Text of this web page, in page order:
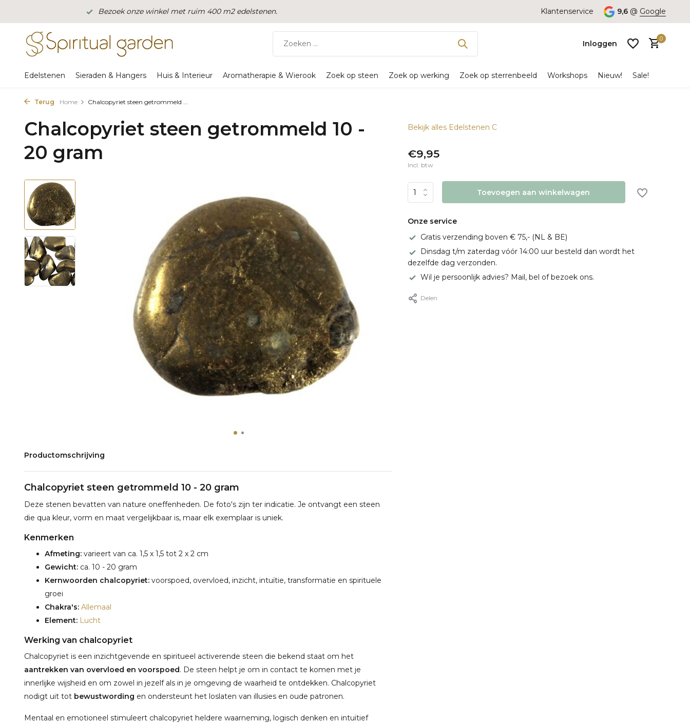
Bezoek onze winkel met ruim 400 m2 edelstenen. Klantenservice 9,6 @ Google
Inloggen
0
Edelstenen Sieraden & Hangers Huis & Interieur Aromatherapie & Wierook Zoek op steen Zoek op werking Zoek op sterrenbeeld Workshops Nieuw! Sale!
Terug Home Chalcopyriet steen getrommeld ...
Chalcopyriet steen getrommeld 10 -
20 gram
Productomschrijving
Chalcopyriet steen getrommeld 10 - 20 gram
Deze stenen bevatten van nature oneffenheden. De foto's zijn ter indicatie. Je ontvangt een steen
die qua kleur, vorm en maat vergelijkbaar is, maar elk exemplaar is uniek.
Kenmerken
Afmeting: varieert van ca. 1,5 x 1,5 tot 2 x 2 cm
Gewicht: ca. 10 - 20 gram
Kernwoorden chalcopyriet: voorspoed, overvloed, inzicht, intuïtie, transformatie en spirituele
groei
Chakra's: Allemaal
Element: Lucht
Werking van chalcopyriet
Chalcopyriet is een inzichtgevende en spiritueel activerende steen die bekend staat om het
aantrekken van overvloed en voorspoed. De steen helpt je om in contact te komen met je
innerlijke wijsheid en om zowel in jezelf als in je omgeving de waarheid te ontdekken. Chalcopyriet
nodigt uit tot bewustwording en ondersteunt het loslaten van illusies en oude patronen.
Mentaal en emotioneel stimuleert chalcopyriet heldere waarneming, logisch denken en intuïtief
Bekijk alles Edelstenen C
€9,95
Incl. btw
Toevoegen aan winkelwagen
Onze service
Gratis verzending boven € 75,- (NL & BE)
Dinsdag t/m zaterdag vóór 14:00 uur besteld dan wordt het
dezelfde dag verzonden.
Wil je persoonlijk advies? Mail, bel of bezoek ons.
Delen